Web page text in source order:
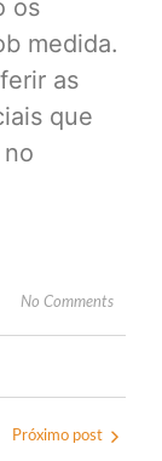
os
medida.
as
que
No Comments
Próximo post